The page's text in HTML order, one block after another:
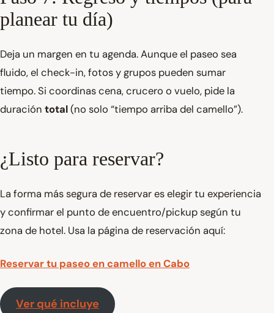
planear tu día)
Deja un margen en tu agenda. Aunque el paseo sea
fluido, el check-in, fotos y grupos pueden sumar
tiempo. Si coordinas cena, crucero o vuelo, pide la
duración total(no solo “tiempo arriba del camello”).
¿Listo para reservar?
La forma más segura de reservar es elegir tu experiencia
y confirmar el punto de encuentro/pickup según tu
zona de hotel. Usa la página de reservación aquí:
Reservar tu paseo en camello en Cabo
Ver qué incluye